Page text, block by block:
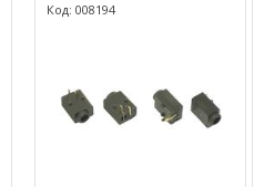
Код: 008194